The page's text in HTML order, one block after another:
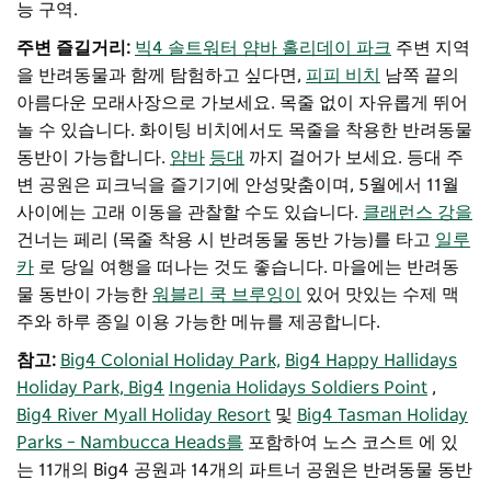
능 구역.
주변 즐길거리: 빅4 솔트워터 얌바 홀리데이 파크 주변 지역
을 반려동물과 함께 탐험하고 싶다면, 피피 비치
남쪽 끝의
아름다운 모래사장으로 가보세요. 목줄 없이 자유롭게 뛰어
놀 수 있습니다. 화이팅 비치에서도 목줄을 착용한 반려동물
동반이 가능합니다. 얌바 등대 까지 걸어가 보세요. 등대 주
변 공원은 피크닉을 즐기기에 안성맞춤이며, 5월에서 11월
사이에는 고래 이동을 관찰할 수도 있습니다. 클래런스 강을
건너는 페리 (목줄 착용 시 반려동물 동반 가능)를 타고 일루
카 로 당일 여행을 떠나는 것도 좋습니다. 마을에는 반려동
물 동반이 가능한 워블리 쿡 브루잉이
있어 맛있는 수제 맥
주와 하루 종일 이용 가능한 메뉴를 제공합니다.
참고: Big4 Colonial Holiday Park, Big4 Happy Hallidays
Holiday Park, Big4
Ingenia Holidays Soldiers Point ,
Big4 River Myall Holiday Resort 및 Big4 Tasman Holiday
Parks – Nambucca Heads를 포함하여 노스 코스트 에 있
는 11개의 Big4 공원과 14개의 파트너 공원은 반려동물 동반